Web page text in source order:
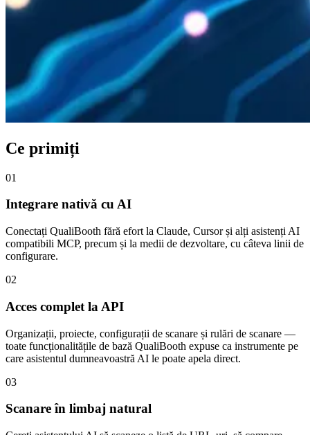
Ce primiți
01
Integrare nativă cu AI
Conectați QualiBooth fără efort la Claude, Cursor și alți asistenți AI
compatibili MCP, precum și la medii de dezvoltare, cu câteva linii de
configurare.
02
Acces complet la API
Organizații, proiecte, configurații de scanare și rulări de scanare —
toate funcționalitățile de bază QualiBooth expuse ca instrumente pe
care asistentul dumneavoastră AI le poate apela direct.
03
Scanare în limbaj natural